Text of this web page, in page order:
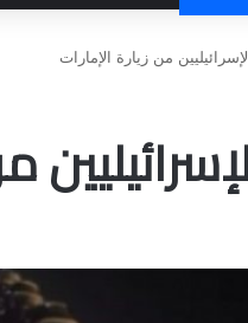
من زيارة الإمارات